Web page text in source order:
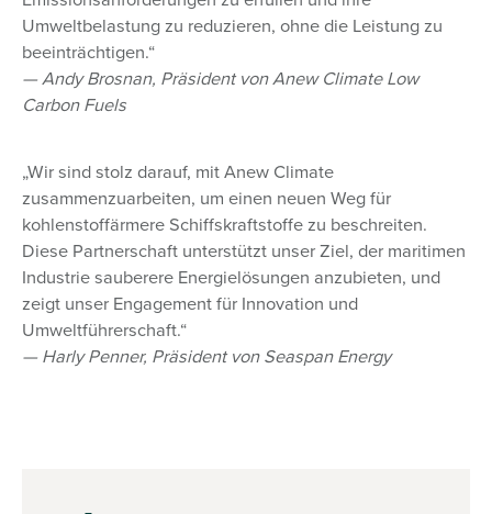
Umweltbelastung zu reduzieren, ohne die Leistung zu
beeinträchtigen.“
— Andy Brosnan, Präsident von Anew Climate Low
Carbon Fuels
„Wir sind stolz darauf, mit Anew Climate
zusammenzuarbeiten, um einen neuen Weg für
kohlenstoffärmere Schiffskraftstoffe zu beschreiten.
Diese Partnerschaft unterstützt unser Ziel, der maritimen
Industrie sauberere Energielösungen anzubieten, und
zeigt unser Engagement für Innovation und
Umweltführerschaft.“
— Harly Penner, Präsident von Seaspan Energy